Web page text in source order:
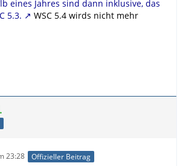
eines Jahres sind dann inklusive, das
5.3.
WSC 5.4 wirds nicht mehr
23:28 Offizieller Beitrag